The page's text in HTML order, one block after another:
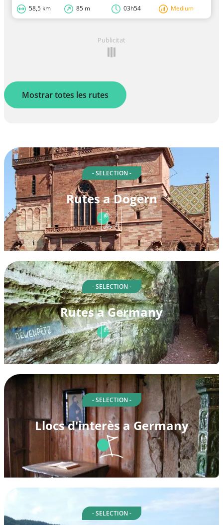
58,5 km 85 m 03h54 Medium
Publicitat
Mostrar totes les rutes
- SELECTION -
Rutes a Dogern
- SELECTION -
Rutes a Germany
- SELECTION -
Llocs d'interès a Germany
- SELECTION -